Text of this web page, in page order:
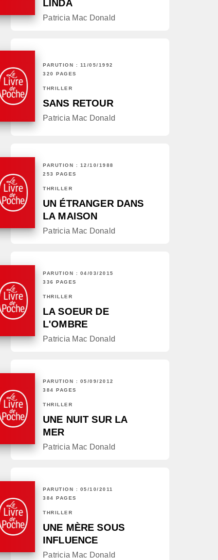
LINDA
Patricia Mac Donald
PARUTION : 11/05/1992
320 PAGES
THRILLER
SANS RETOUR
Patricia Mac Donald
PARUTION : 12/10/1988
253 PAGES
THRILLER
UN ÉTRANGER DANS
LA MAISON
Patricia Mac Donald
PARUTION : 04/03/2015
336 PAGES
THRILLER
LA SOEUR DE
L'OMBRE
Patricia Mac Donald
PARUTION : 05/09/2012
384 PAGES
THRILLER
UNE NUIT SUR LA
MER
Patricia Mac Donald
PARUTION : 05/10/2011
384 PAGES
THRILLER
UNE MÈRE SOUS
INFLUENCE
Patricia Mac Donald